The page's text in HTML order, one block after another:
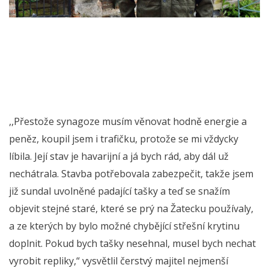
,,Přestože synagoze musím věnovat hodně energie a
peněz, koupil jsem i trafičku, protože se mi vždycky
líbila. Její stav je havarijní a já bych rád, aby dál už
nechátrala. Stavba potřebovala zabezpečit, takže jsem
již sundal uvolněné padající tašky a teď se snažím
objevit stejné staré, které se prý na Žatecku používaly,
a ze kterých by bylo možné chybějící střešní krytinu
doplnit. Pokud bych tašky nesehnal, musel bych nechat
vyrobit repliky,“ vysvětlil čerstvý majitel nejmenší